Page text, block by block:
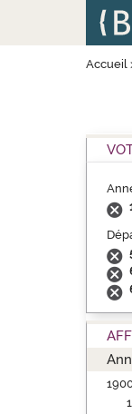
Accueil
Panneau de gestion